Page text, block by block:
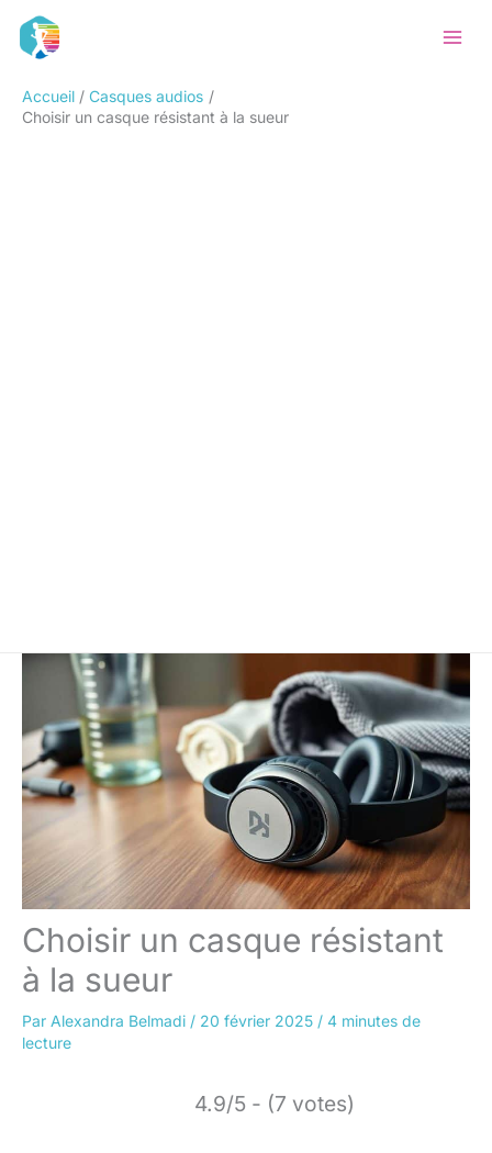
Accueil
Casques audios
Choisir un casque résistant à la sueur
Choisir un casque résistant
à la sueur
Par Alexandra Belmadi / 20 février 2025 / 4 minutes de
lecture
4.9/5 - (7 votes)
Rechercher